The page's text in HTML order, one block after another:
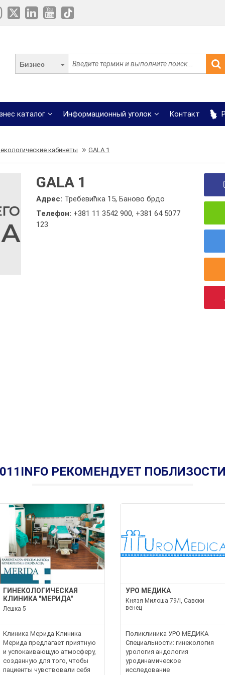
Бизнес
каталог Информационный уголок Контакт
кабинеты GALA 1
GALA 1
Адрес: Требевићка 15, Баново брдо
Телефон: +381 11 3542 900, +381 64 5077
123
РЕКОМЕНДУЕТ
ГИНЕКОЛОГИЧЕСКАЯ
КЛИНИКА "МЕРИДА"
Лешка 5
Клиника Мерида Клиника
Мерида предлагает приятную
и успокаивающую атмосферу,
созданную для того, чтобы
пациенты чувствовали себя
УРО МЕДИКА
Князя Милоша 79/I, Савски
венец
Поликлиника УРО МЕДИКА
Специальности: гинекология
урология андология
уродинамическое
исследование